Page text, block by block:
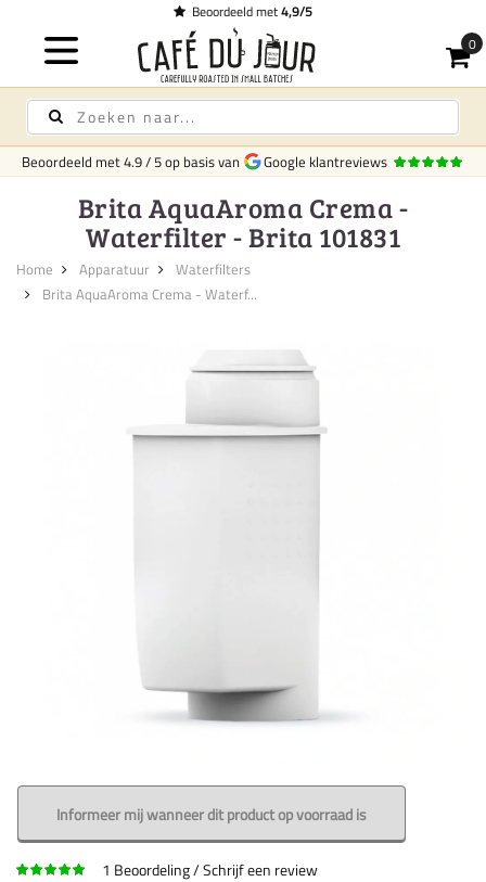
Beoordeeld met4,9/5
Beoordeeld met4.9/5op basis van Google klantreviews
Brita AquaAroma Crema -
Waterfilter - Brita 101831
Home Apparatuur
Waterfilters
Brita AquaAroma Crema - Waterf...
Informeer mij wanneer dit product op voorraad is
1 Beoordeling Schrijf een review